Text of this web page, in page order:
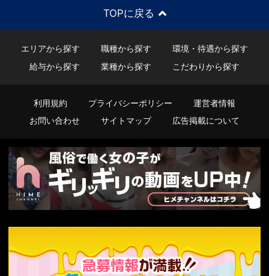
TOPに戻る
エリアから探す 職種から探す
環境・待遇から探す
給与から探す
業種から探す こだわりから探す
利用規約 プライバシーポリシー
運営者情報
お問い合わせ
サイトマップ 広告掲載について